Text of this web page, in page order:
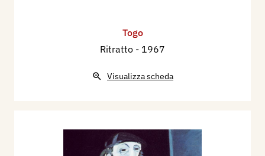
Togo
Ritratto - 1967
Visualizza scheda